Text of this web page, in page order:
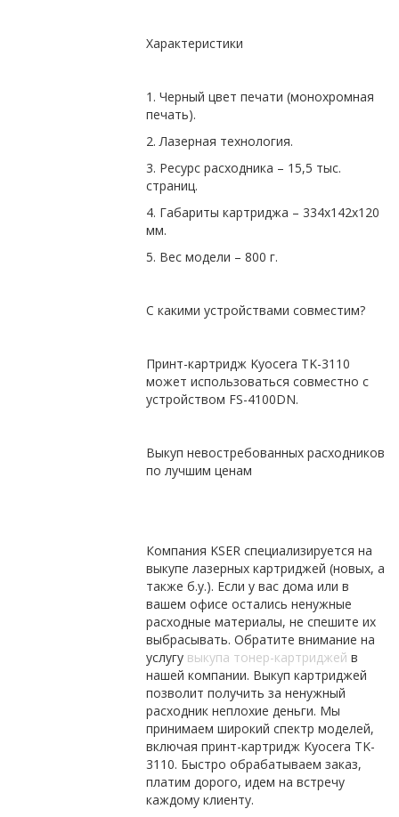
Характеристики
1. Черный цвет печати (монохромная
печать).
2. Лазерная технология.
3. Ресурс расходника – 15,5 тыс.
страниц.
4. Габариты картриджа – 334х142х120
мм.
5. Вес модели – 800 г.
С какими устройствами совместим?
Принт-картридж Kyocera TK-3110
может использоваться совместно с
устройством FS-4100DN.
Выкуп невостребованных расходников
по лучшим ценам
Компания KSER специализируется на
выкупе лазерных картриджей (новых, а
также б.у.). Если у вас дома или в
вашем офисе остались ненужные
расходные материалы, не спешите их
выбрасывать. Обратите внимание на
услугу выкупа тонер-картриджей в
нашей компании. Выкуп картриджей
позволит получить за ненужный
расходник неплохие деньги. Мы
принимаем широкий спектр моделей,
включая принт-картридж Kyocera TK-
3110. Быстро обрабатываем заказ,
платим дорого, идем на встречу
каждому клиенту.